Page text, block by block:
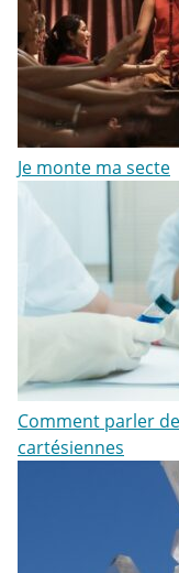
Je monte ma secte
Comment parler
cartésiennes